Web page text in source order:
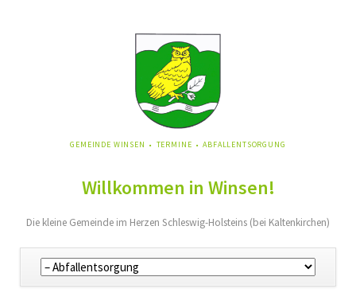
NAVIGATION
GEMEINDE WINSEN TERMINE ABFALLENTSORGUNG
Willkommen in Winsen!
Die kleine Gemeinde im Herzen Schleswig-Holsteins (bei Kaltenkirchen)
Navigation
überspringen